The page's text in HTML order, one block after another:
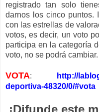
registrado tan solo
darnos los cinco puntos.
con las estrellas de
votos, es decir, un voto
participa en la categoría
voto, no se podrá cambiar.
VOTA:
http://
deportiva-48320/0/#vota